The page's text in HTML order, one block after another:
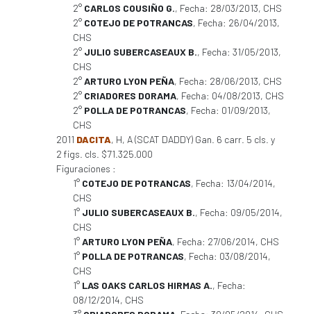
2° CARLOS COUSIÑO G., Fecha: 28/03/2013, CHS
2° COTEJO DE POTRANCAS, Fecha: 26/04/2013,
CHS
2° JULIO SUBERCASEAUX B., Fecha: 31/05/2013,
CHS
2°ARTURO LYON PEÑA, Fecha: 28/06/2013, CHS
2° CRIADORES DORAMA, Fecha: 04/08/2013, CHS
2° POLLA DE POTRANCAS, Fecha: 01/09/2013,
CHS
2011 DACITA, H, A (SCAT DADDY) Gan. 6 carr. 5 cls. y
2 figs. cls. $71.325.000
Figuraciones :
1° COTEJO DE POTRANCAS, Fecha: 13/04/2014,
CHS
1° JULIO SUBERCASEAUX B., Fecha: 09/05/2014,
CHS
1°ARTURO LYON PEÑA, Fecha: 27/06/2014, CHS
1° POLLA DE POTRANCAS, Fecha: 03/08/2014,
CHS
1° LAS OAKS CARLOS HIRMAS A., Fecha:
08/12/2014, CHS